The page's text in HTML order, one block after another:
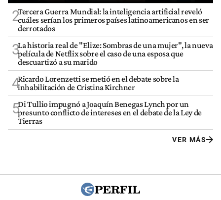
2Tercera Guerra Mundial: la inteligencia artificial reveló
cuáles serían los primeros países latinoamericanos en ser
derrotados
3La historia real de "Elize: Sombras de una mujer", la nueva
película de Netflix sobre el caso de una esposa que
descuartizó a su marido
4Ricardo Lorenzetti se metió en el debate sobre la
inhabilitación de Cristina Kirchner
5Di Tullio impugnó a Joaquín Benegas Lynch por un
presunto conflicto de intereses en el debate de la Ley de
Tierras
VER MÁS